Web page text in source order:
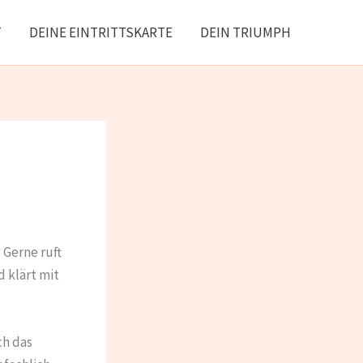
DEINE EINTRITTSKARTE DEIN TRIUMPH
ruft
klärt mit
das